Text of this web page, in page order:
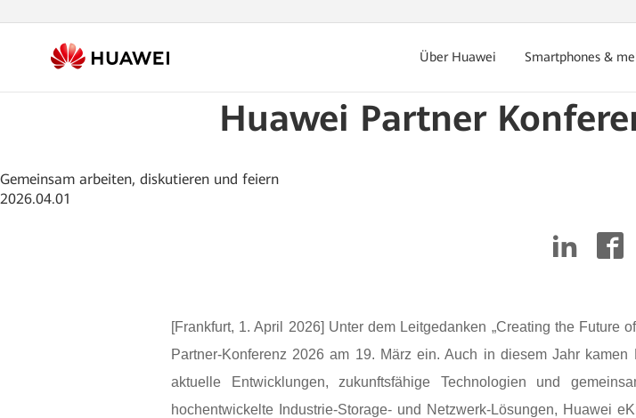
Über Huawei Smartphones &
Huawei Partner
Gemeinsam arbeiten, diskutieren und feiern
2026.04.01
[Frankfurt, 1. April 2026] Unter dem Leitgedanken „Creating the Future
Partner-Konferenz 2026 am 19. März ein. Auch in diesem Jahr
aktuelle Entwicklungen, zukunftsfähige Technologien und
hochentwickelte
Industrie-Storage- und Netzwerk-Lösungen, Huawei